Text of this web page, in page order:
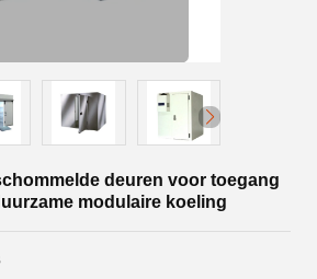
deuren voor toegang
modulaire koeling